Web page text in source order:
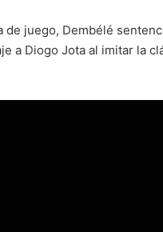
de juego, Dembélé
a Diogo Jota al imitar la